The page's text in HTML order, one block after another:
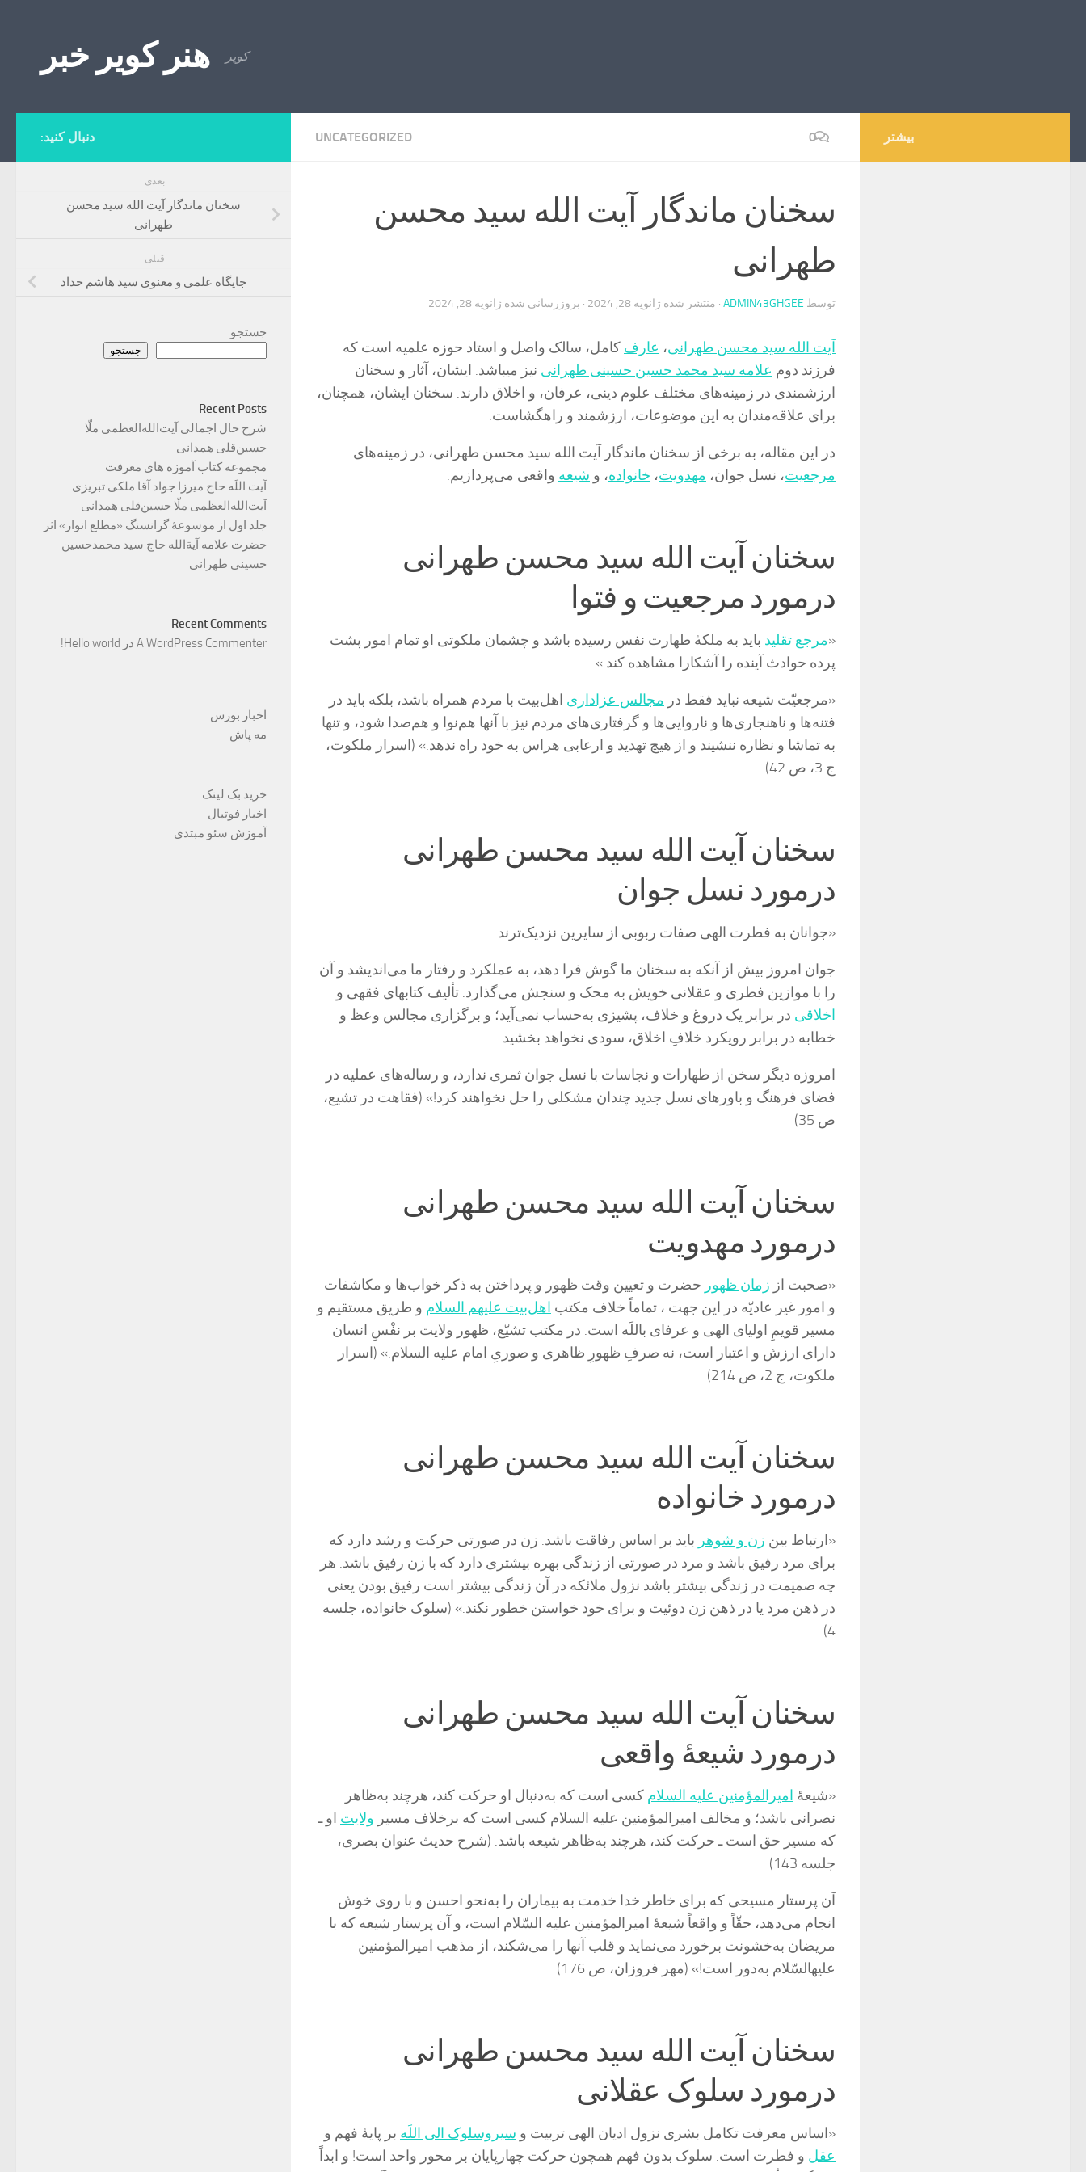
هنر کویر خبر کویر
UNCATEGORIZED 0
سخنان ماندگار آیت الله سید محسن
طهرانی
توسط ADMIN43GHGEE · منتشر شده ژانویه 28, 2024 · بروزرسانی شده ژانویه 28, 2024
آیت الله سید محسن طهرانی، عارف کامل، سالک واصل و استاد حوزه علمیه است که
فرزند دوم علامه سید محمد حسین حسینی طهرانی نیز میباشد. ایشان، آثار و سخنان
ارزشمندی در زمینه‌های مختلف علوم دینی، عرفان، و اخلاق دارند. سخنان ایشان، همچنان،
برای علاقه‌مندان به این موضوعات، ارزشمند و راهگشاست.
در این مقاله، به برخی از سخنان ماندگار آیت الله سید محسن طهرانی، در زمینه‌های
مرجعیت، نسل جوان، مهدویت، خانواده، و شیعه واقعی می‌پردازیم.
سخنان آیت الله سید محسن طهرانی
درمورد مرجعیت و فتوا
«مرجع تقلید باید به ملکۀ طهارت نفس رسیده باشد و چشمان ملکوتى او تمام امور پشت
پرده حوادث آینده را آشکارا مشاهده کند.»
«مرجعیّت شیعه نباید فقط در مجالس عزاداری اهل‌بیت با مردم همراه باشد، بلکه باید در
فتنه‌ها و ناهنجاری‌ها و ناروایی‌ها و گرفتاری‌های مردم نیز با آنها هم‌نوا و هم‌صدا شود، و تنها
به تماشا و نظاره ننشیند و از هیچ تهدید و ارعابی هراس به خود راه ندهد.» (اسرار ملکوت،
ج 3، ص 42)
سخنان آیت الله سید محسن طهرانی
درمورد نسل جوان
«جوانان به فطرت الهی صفات ربوبی از سایرین نزدیک‌ترند.
جوان‏ امروز بیش از آنکه به سخنان ما گوش فرا دهد، به عملکرد و رفتار ما می‌‏اندیشد و آن
را با موازین فطرى و عقلانى خویش به محک و سنجش می‌‏گذارد. تألیف کتاب‏هاى فقهى و
اخلاقى در برابر یک دروغ و خلاف، پشیزى به‏‌حساب نمی‌‏آید؛ و برگزارى مجالس وعظ و
خطابه در برابر رویکرد خلافِ اخلاق، سودى نخواهد بخشید.
امروزه دیگر سخن از طهارات و نجاسات با نسل جوان ثمرى ندارد، و رساله‏‌هاى عملیه در
فضاى فرهنگ و باورهاى نسل جدید چندان مشکلى را حل نخواهند کرد!» (فقاهت در تشیع،
ص 35)
سخنان آیت الله سید محسن طهرانی
درمورد مهدویت
«صحبت از زمان ظهور حضرت و تعیین وقت ظهور و پرداختن به ذکر خواب‌ها و مکاشفات
و امور غیر عادیّه در این جهت ، تماماً خلاف مکتب اهل‌بیت علیهم السلام و طریق مستقیم و
مسیر قویمِ اولیای الهی و عرفای باللَه است. در مکتب تشیّع، ظهور ولایت بر نفْسِ انسان
دارای ارزش و اعتبار است، نه صرفِ ظهورِ ظاهری و صوریِ امام علیه السلام.» (اسرار
ملکوت، ج 2، ص 214)
سخنان آیت الله سید محسن طهرانی
درمورد خانواده
«ارتباط بين زن و شوهر باید بر اساس رفاقت باشد. زن در صورتى حركت و رشد دارد كه
براى مرد رفيق باشد و مرد در صورتى از زندگى بهره بيشترى دارد كه با زن رفيق باشد. هر
چه صميمت در زندگى بيشتر باشد نزول ملائكه در آن زندگى بيشتر است رفيق بودن يعنى
در ذهن مرد يا در ذهن زن دوئيت و برای خود خواستن خطور نكند.» (سلوک خانواده، جلسه
4)
سخنان آیت الله سید محسن طهرانی
درمورد شیعۀ واقعی
«شیعۀ امیرالمؤمنین علیه السلام کسی است که به‌دنبال او حرکت کند، هرچند به‌ظاهر
نصرانی باشد؛ و مخالف امیرالمؤمنین علیه السلام کسی است که برخلاف مسیر ولایت او ـ
که مسیر حق است ـ حرکت کند، هرچند به‌ظاهر شیعه باشد. (شرح حدیث عنوان بصری،
جلسه 143)
آن پرستار مسیحى که براى خاطر خدا خدمت به بیماران را به‌نحو احسن و با روى خوش
انجام می‌‏دهد، حقّاً و واقعاً شیعۀ امیرالمؤمنین علیه ‏السّلام است، و آن پرستار شیعه که با
مریضان به‌خشونت برخورد می‌‏نماید و قلب آنها را می‌شکند، از مذهب امیرالمؤمنین
علیه‏السّلام به‌دور است!» (مهر فروزان، ص 176)
سخنان آیت الله سید محسن طهرانی
درمورد سلوک عقلانی
«اساس معرفت تکامل بشری نزول ادیان الهی تربیت و سیروسلوک الی اللَه بر پایۀ فهم و
عقل و فطرت است. سلوک بدون فهم همچون حرکت چهارپایان بر محور واحد است! و ابداً
دنبال کنید:
بعدی
سخنان ماندگار آیت الله سید محسن
طهرانی
قبلی
جایگاه علمی و معنوی سید هاشم حداد
جستجو
جستجو
Recent Posts
شرح حال اجمالی آیت‌الله‌العظمی ملّا
حسین‌قلی همدانی
مجموعه کتاب آموزه های معرفت
آیت اللَه حاج میرزا جواد آقا ملکی تبریزی
آیت‌الله‌العظمی ملّا حسین‌قلی همدانی
جلد اول از موسوعۀ گرانسنگ «مطلع انوار» اثر
حضرت علامه آیة‌الله حاج سید محمدحسین
حسینی طهرانی
Recent Comments
A WordPress Commenter در Hello world!
اخبار بورس
مه پاش
خرید بک لینک
اخبار فوتبال
آموزش سئو مبتدی
بیشتر